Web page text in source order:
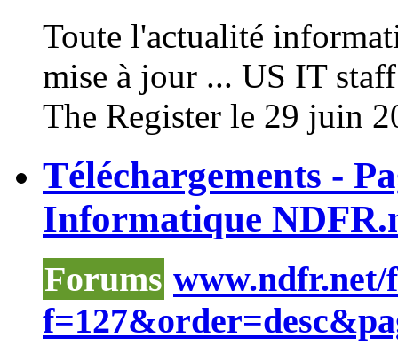
Toute l'actualité
mise à jour ... US IT
The Register le 29 juin
Téléchargements -
Informatique
Forums